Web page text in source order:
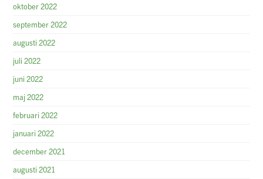
oktober 2022
september 2022
augusti 2022
juli 2022
juni 2022
maj 2022
februari 2022
januari 2022
december 2021
augusti 2021